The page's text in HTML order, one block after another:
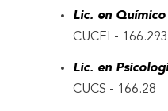
Lic. en
CUCEI -
Lic. en
CUCS - 166.28